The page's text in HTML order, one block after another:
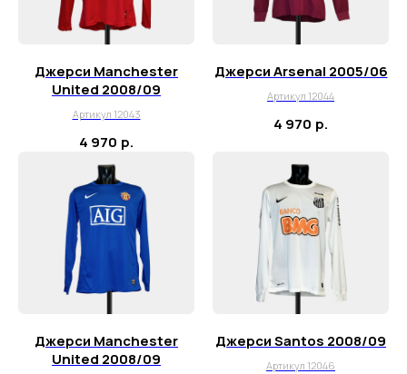
Джерси Manchester
United 2008/09
Артикул 12043
4 970 р.
Джерси Arsenal 2005/06
Артикул 12044
4 970 р.
Джерси Manchester
United 2008/09
Джерси Santos 2008/09
Артикул 12046